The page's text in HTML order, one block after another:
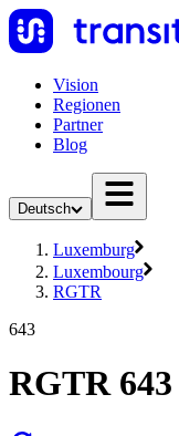
Vision
Regionen
Partner
Blog
Deutsch
Luxemburg
Luxembourg
RGTR
643
RGTR 643